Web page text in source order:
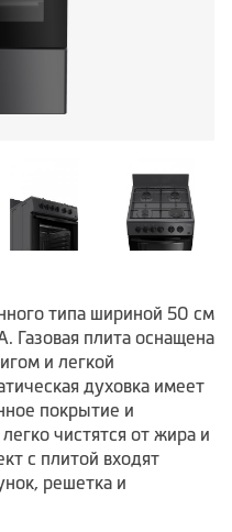
типа шириной 50 см
Газовая плита оснащена
и легкой
духовка имеет
покрытие и
чистятся от жира и
с плитой входят
решетка и